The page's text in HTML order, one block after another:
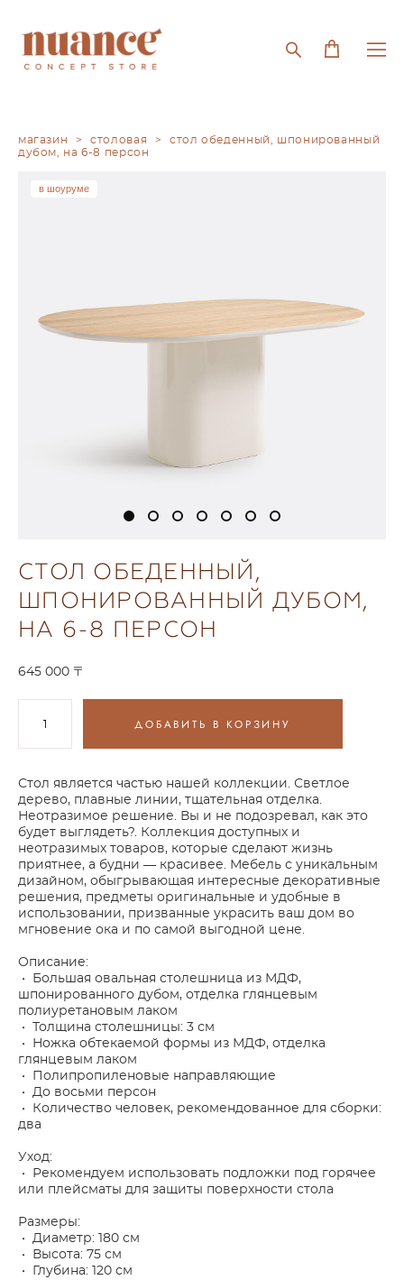
магазин > cтоловая >
стол обеденный, шпонированный
дубом, на 6-8 персон
в шоуруме
СТОЛ ОБЕДЕННЫЙ,
ШПОНИРОВАННЫЙ ДУБОМ,
НА 6-8 ПЕРСОН
645 000 〒
ДОБАВИТЬ В КОРЗИНУ
Стол является частью нашей коллекции. Светлое
дерево, плавные линии, тщательная отделка.
Неотразимое решение. Вы и не подозревал, как это
будет выглядеть?. Коллекция доступных и
неотразимых товаров, которые сделают жизнь
приятнее, а будни — красивее. Мебель с уникальным
дизайном, обыгрывающая интересные декоративные
решения, предметы оригинальные и удобные в
использовании, призванные украсить ваш дом во
мгновение ока и по самой выгодной цене.
Описание:
• Большая овальная столешница из МДФ,
шпонированного дубом, отделка глянцевым
полиуретановым лаком
• Толщина столешницы: 3 см
• Ножка обтекаемой формы из МДФ, отделка
глянцевым лаком
• Полипропиленовые направляющие
• До восьми персон
• Количество человек, рекомендованное для сборки:
два
Уход:
• Рекомендуем использовать подложки под горячее
или плейсматы для защиты поверхности стола
Размеры:
• Диаметр: 180 см
• Высота: 75 см
• Глубина: 120 см